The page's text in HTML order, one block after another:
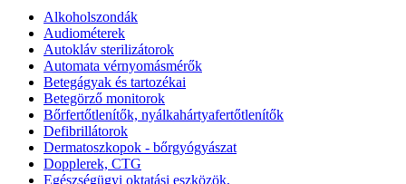
Alkoholszondák
Audiométerek
Autokláv sterilizátorok
Automata vérnyomásmérők
Betegágyak és tartozékai
Betegörző monitorok
Bőrfertőtlenítők, nyálkahártyafertőtlenítők
Defibrillátorok
Dermatoszkopok - bőrgyógyászat
Dopplerek, CTG
Egészségügyi oktatási eszközök,